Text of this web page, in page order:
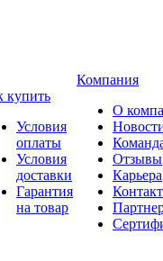
купить
Условия
оплаты
Условия
доставки
Гарантия
на товар
Компания
О
Отзывы
Карьера